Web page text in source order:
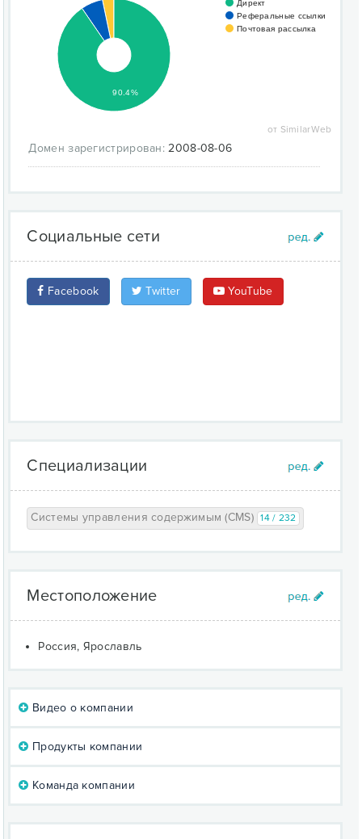
Директ
Реферальные ссылки
Почтовая рассылка
90.4%
от SimilarWeb
Домен зарегистрирован: 2008-08-06
Социальные сети
Facebook Twitter YouTube
Специализации
Системы управления содержимым (CMS) 14 / 232
Местоположение
Россия, Ярославль
Видео о компании
Продукты компании
Команда компании